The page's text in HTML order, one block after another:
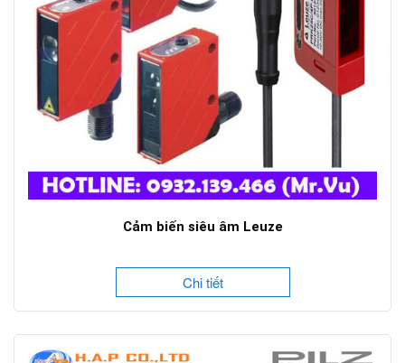
Cảm biến siêu âm Leuze
Chi tiết